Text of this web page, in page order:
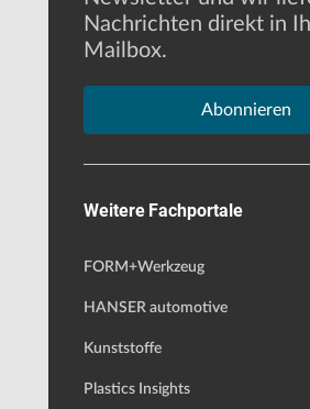
Nachrichten direkt in
Mailbox.
Abonnieren
Weitere Fachportale
FORM+Werkzeug
HANSER automotive
Kunststoffe
Plastics Insights